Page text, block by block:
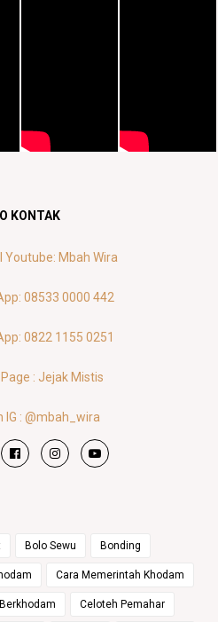
KONTAK
Youtube: Mbah Wira
08533 0000 442
0822 1155 0251
Page : Jejak Mistis
IG : @mbah_wira
Bolo Sewu Bonding
Cara Memerintah Khodam
Celoteh Pemahar